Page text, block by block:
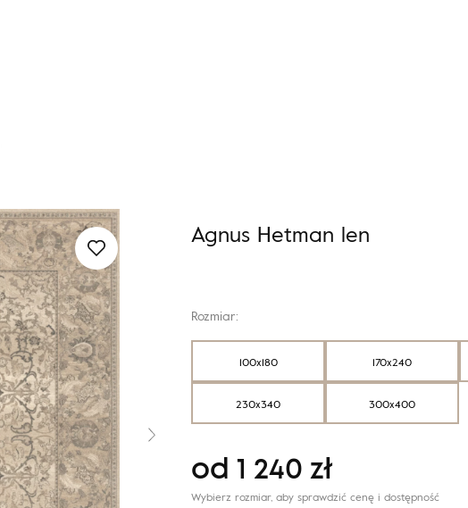
Agnus Hetman len
Rozmiar:
100x180 170x240
230x340 300x400
od 1 240 zł
Wybierz rozmiar, aby sprawdzić cenę i dostępność